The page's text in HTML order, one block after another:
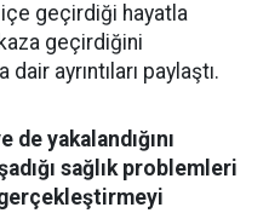
geçirdiği hayatla
geçirdiğini
ayrıntıları paylaştı.
yakalandığını
sağlık problemleri